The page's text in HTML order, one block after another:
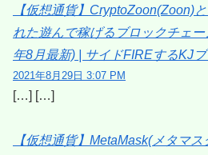
【仮想通貨】CryptoZoon(Zoon)
れた遊んで稼げるブロックチェ
年8月最新) | サイドFIREするKJ
2021年8月29日 3:07 PM
[…] […]
【仮想通貨】MetaMask(メタマ